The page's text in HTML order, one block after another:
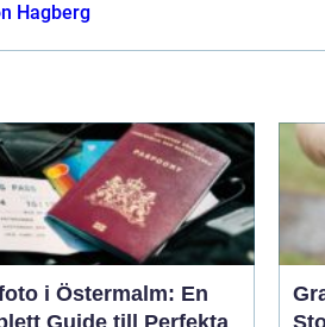
Hagberg
i Östermalm: En
Guide till Perfekta